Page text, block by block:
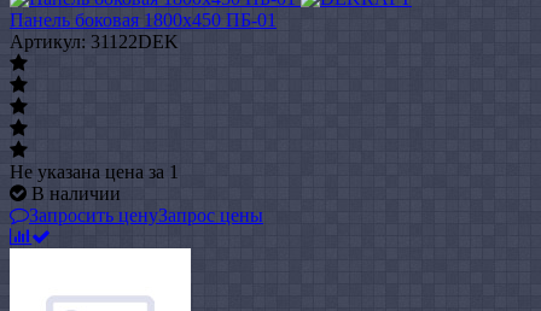
Панель боковая 1800x450 ПБ-01
Артикул: 31122DEK
Не указана цена за 1
В наличии
Запросить ценуЗапрос цены